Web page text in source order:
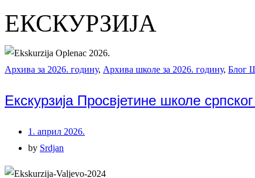
ЕКСКУРЗИЈА
Архива за 2026. годину, Архива школе за 2026. годину, Блог
Екскурзија Просвјетине школе
1. април 2026.
by Srdjan